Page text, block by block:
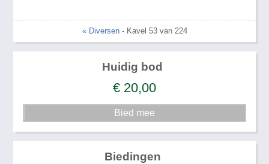
« Diversen- Kavel 53 van 224
Huidig bod
€ 20,00
Biedingen